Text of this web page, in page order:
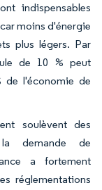
indispensables
moins d'énergie
plus légers. Par
de 10 % peut
de l'économie de
soulèvent des
la demande de
a fortement
réglementations